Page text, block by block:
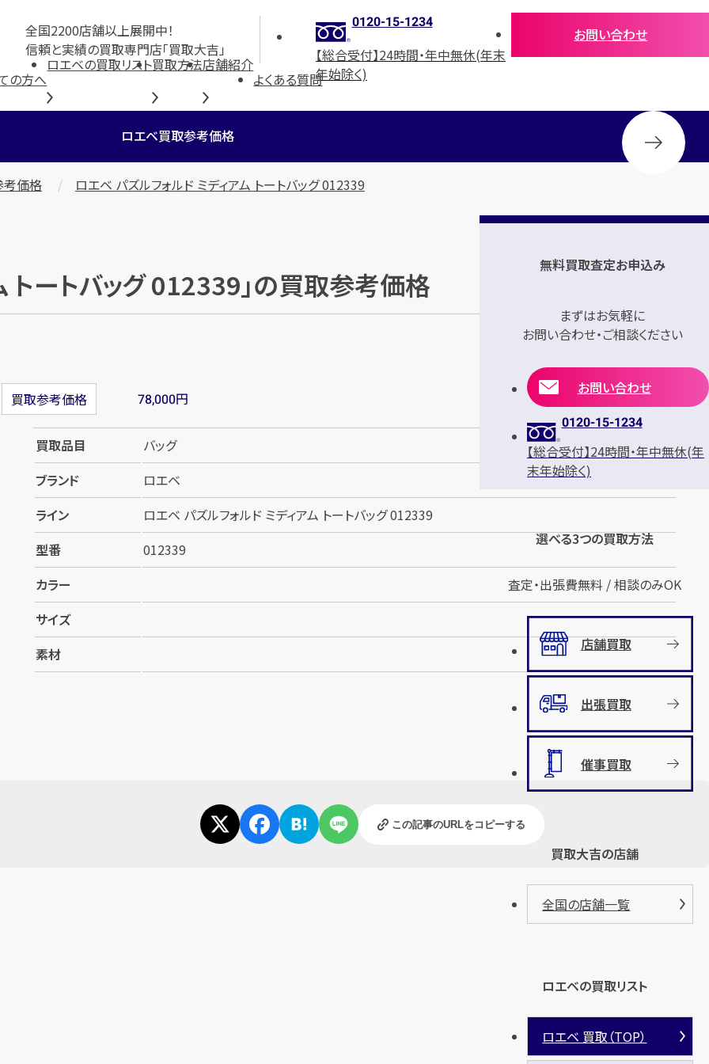
全国2200店舗以上展開中！
信頼と実績の買取専門店「買取大吉」
0120-15-1234
【総合受付】24時間・年中無休(年末
年始除く)
お問い合わせ
の方へ
ロエベの買取リスト買取方法店舗紹介
よくある質問
ロエベ買取参考価格
考価格 ロエベ パズルフォルド ミディアム トートバッグ 012339
トートバッグ 012339」の買取参考価格
買取参考価格 78,000円
買取品目
バッグ
ブランド
ロエベ
ライン
ロエベ パズルフォルド ミディアム トートバッグ 012339
型番
012339
カラー
サイズ
素材
この記事のURLをコピーする
無料買取査定お申込み
まずはお気軽に
お問い合わせ・ご相談ください
お問い合わせ
0120-15-1234
【総合受付】24時間・年中無休(年
末年始除く)
選べる3つの買取方法
査定・出張費無料 / 相談のみOK
店舗買取
出張買取
催事買取
買取大吉の店舗
全国の店舗一覧
ロエベの買取リスト
ロエベ 買取（TOP）